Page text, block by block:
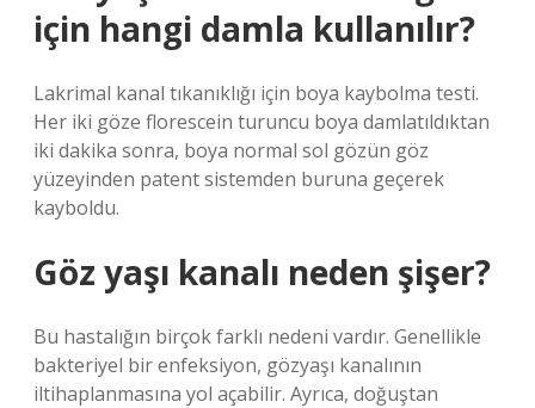
için hangi damla kullanılır?
Lakrimal kanal tıkanıklığı için boya kaybolma testi.
Her iki göze florescein turuncu boya damlatıldıktan
iki dakika sonra, boya normal sol gözün göz
yüzeyinden patent sistemden buruna geçerek
kayboldu.
Göz yaşı kanalı neden şişer?
Bu hastalığın birçok farklı nedeni vardır. Genellikle
bakteriyel bir enfeksiyon, gözyaşı kanalının
iltihaplanmasına yol açabilir. Ayrıca, doğuştan